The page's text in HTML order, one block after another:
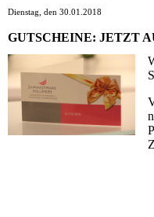
Dienstag, den 30.01.2018
GUTSCHEINE: JETZT